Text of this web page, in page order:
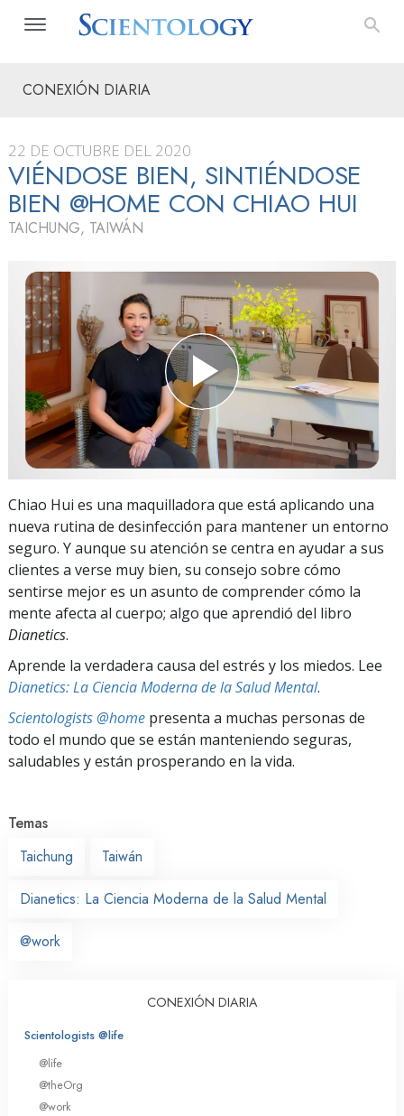
CONEXIÓN DIARIA
22 DE OCTUBRE DEL 2020
VIÉNDOSE BIEN, SINTIÉNDOSE
BIEN @HOME CON CHIAO HUI
TAICHUNG, TAIWÁN
Chiao Hui es una maquilladora que está aplicando una
nueva rutina de desinfección para mantener un entorno
seguro. Y aunque su atención se centra en ayudar a sus
clientes a verse muy bien, su consejo sobre cómo
sentirse mejor es un asunto de comprender cómo la
mente afecta al cuerpo; algo que aprendió del libro
Dianetics.
Aprende la verdadera causa del estrés y los miedos. Lee
Dianetics: La Ciencia Moderna de la Salud Mental.
Scientologists @home presenta a muchas personas de
todo el mundo que se están manteniendo seguras,
saludables y están prosperando en la vida.
Temas
Taichung
Taiwán
Dianetics: La Ciencia Moderna de la Salud Mental
@work
CONEXIÓN DIARIA
Scientologists @life
@life
@theOrg
@work